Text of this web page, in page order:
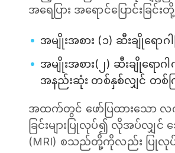
အရေပြား အရောင်ပြောင်းခြ
အမျိုးအစား (၁) ဆီးချိုရောဂ
အမျိုးအစား(၂) ဆီးချိုရော
အနည်းဆုံး တစ်နှစ်လျှင် တစ်
အထက်တွင် ဖော်ပြထားသော လက္
ခြင်းများပြုလုပ်၍ လိုအပ်လျှ
(MRI) စသည်တို့ကိုလည်း ပြုလု